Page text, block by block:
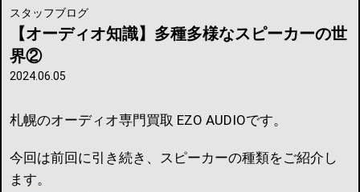
スタッフブログ
【オーディオ知識】多種多様なスピーカーの世
界②
2024.06.05
札幌のオーディオ専門買取 EZO AUDIOです。
今回は前回に引き続き、スピーカーの種類をご紹介し
ます。